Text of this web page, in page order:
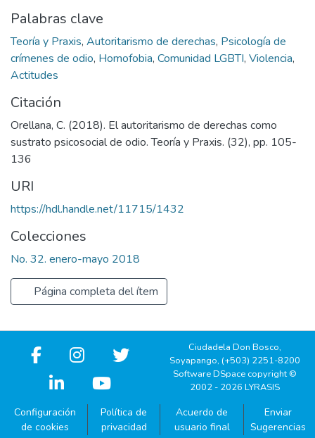
Palabras clave
Teoría y Praxis, Autoritarismo de derechas, Psicología de
crímenes de odio, Homofobia, Comunidad LGBTI, Violencia,
Actitudes
Citación
Orellana, C. (2018). El autoritarismo de derechas como
sustrato psicosocial de odio. Teoría y Praxis. (32), pp. 105-
136
URI
https://hdl.handle.net/11715/1432
Colecciones
No. 32. enero-mayo 2018
Página completa del ítem
Ciudadela Don Bosco,
Soyapango, (+503) 2251-8200
Software DSpace copyright ©
2002 - 2026 LYRASIS
Configuración
de cookies
Política de
privacidad
Acuerdo de
usuario final
Enviar
Sugerencias